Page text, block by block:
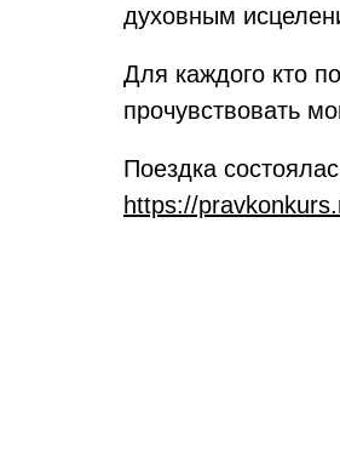
духовным
Для каждого кто
прочувствовать
Поездка
https://